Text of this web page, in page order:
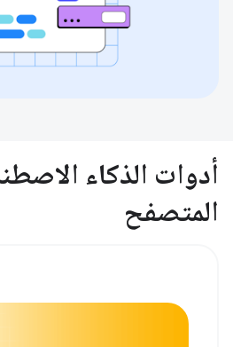
أدوات الذكاء
المتصفح